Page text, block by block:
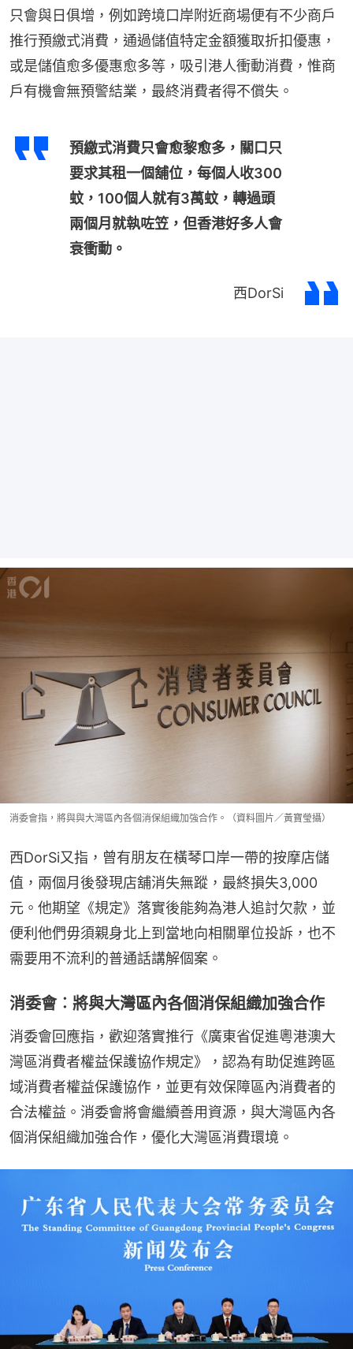
只會與日俱增，例如跨境口岸附近商場便有不少商戶
推行預繳式消費，通過儲值特定金額獲取折扣優惠，
或是儲值愈多優惠愈多等，吸引港人衝動消費，惟商
戶有機會無預警結業，最終消費者得不償失。
預繳式消費只會愈黎愈多，關口只
要求其租一個舖位，每個人收300
蚊，100個人就有3萬蚊，轉過頭
兩個月就執咗笠，但香港好多人會
衰衝動。
西DorSi
消委會指，將與與大灣區內各個消保組織加強合作。（資料圖片／黃寶瑩攝）
西DorSi又指，曾有朋友在橫琴口岸一帶的按摩店儲
值，兩個月後發現店舖消失無蹤，最終損失3,000
元。他期望《規定》落實後能夠為港人追討欠款，並
便利他們毋須親身北上到當地向相關單位投訴，也不
需要用不流利的普通話講解個案。
消委會︰將與大灣區內各個消保組織加強合作
消委會回應指，歡迎落實推行《廣東省促進粵港澳大
灣區消費者權益保護協作規定》，認為有助促進跨區
域消費者權益保護協作，並更有效保障區內消費者的
合法權益。消委會將會繼續善用資源，與大灣區內各
個消保組織加強合作，優化大灣區消費環境。